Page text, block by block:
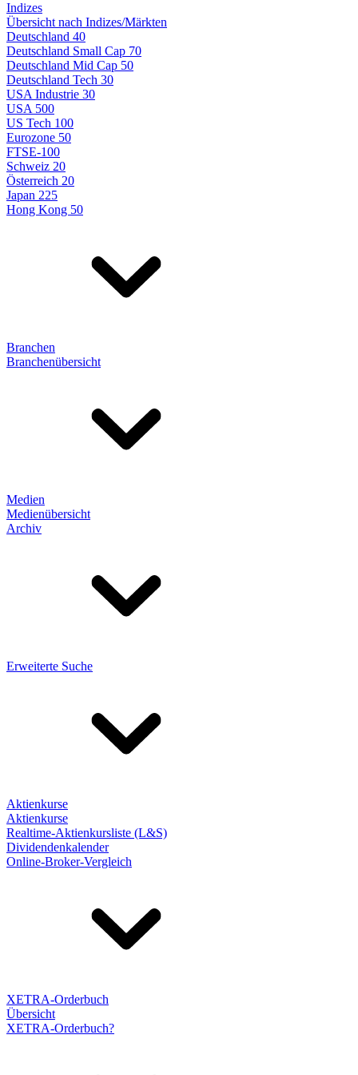
Indizes
Übersicht nach Indizes/Märkten
Deutschland 40
Deutschland Small Cap 70
Deutschland Mid Cap 50
Deutschland Tech 30
USA Industrie 30
USA 500
US Tech 100
Eurozone 50
FTSE-100
Schweiz 20
Österreich 20
Japan 225
Hong Kong 50
Branchen
Branchenübersicht
Medien
Medienübersicht
Archiv
Erweiterte Suche
Aktienkurse
Aktienkurse
Realtime-Aktienkursliste (L&S)
Dividendenkalender
Online-Broker-Vergleich
XETRA-Orderbuch
Übersicht
XETRA-Orderbuch?